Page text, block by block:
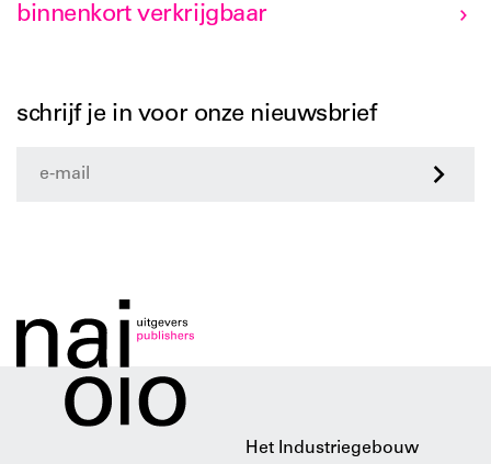
binnenkort verkrijgbaar
schrijf je in voor onze nieuwsbrief
Het Industriegebouw